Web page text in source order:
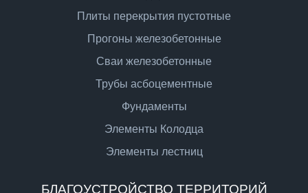
Плиты перекрытия пустотные
Прогоны железобетонные
Сваи железобетонные
Трубы асбоцементные
Фундаменты
Элементы Колодца
Элементы лестниц
БЛАГОУСТРОЙСТВО ТЕРРИТОРИЙ